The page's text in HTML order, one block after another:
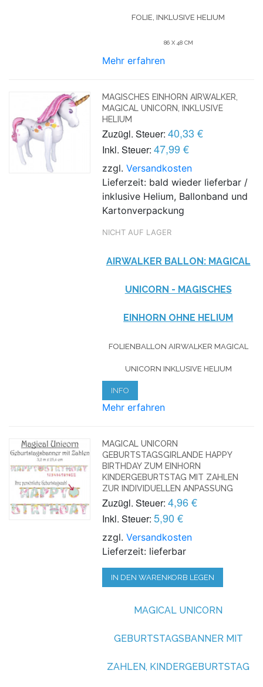
FOLIE, INKLUSIVE HELIUM
86 X 48 CM
Mehr erfahren
MAGISCHES EINHORN AIRWALKER,
MAGICAL UNICORN, INKLUSIVE
HELIUM
Zuzügl. Steuer: 40,33 €
Inkl. Steuer: 47,99 €
zzgl.Versandkosten
Lieferzeit: bald wieder lieferbar /
inklusive Helium, Ballonband und
Kartonverpackung
NICHT AUF LAGER
AIRWALKER BALLON: MAGICAL
UNICORN - MAGISCHES
EINHORN OHNE HELIUM
FOLIENBALLON AIRWALKER MAGICAL
UNICORN INKLUSIVE HELIUM
INFO
Mehr erfahren
MAGICAL UNICORN
GEBURTSTAGSGIRLANDE HAPPY
BIRTHDAY ZUM EINHORN
KINDERGEBURTSTAG MIT ZAHLEN
ZUR INDIVIDUELLEN ANPASSUNG
Zuzügl. Steuer: 4,96 €
Inkl. Steuer: 5,90 €
zzgl.Versandkosten
Lieferzeit: lieferbar
IN DEN WARENKORB LEGEN
MAGICAL UNICORN
GEBURTSTAGSBANNER MIT
ZAHLEN, KINDERGEBURTSTAG